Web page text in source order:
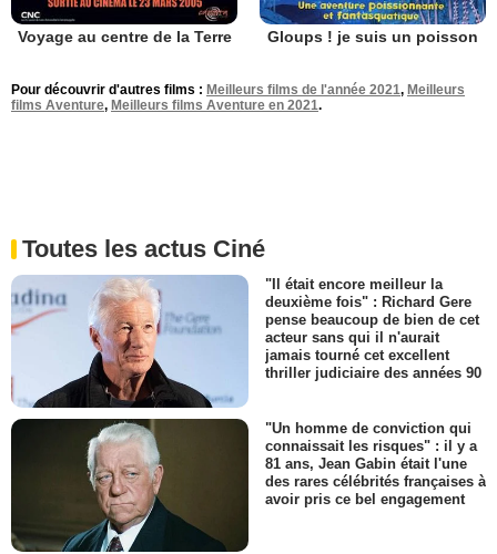
Voyage au centre de la Terre Gloups ! je suis un poisson
Pour découvrir d'autres films : Meilleurs films de l'année 2021, Meilleurs
films Aventure, Meilleurs films Aventure en 2021.
Toutes les actus Ciné
"Il était encore meilleur la
deuxième fois" : Richard Gere
pense beaucoup de bien de cet
acteur sans qui il n'aurait
jamais tourné cet excellent
thriller judiciaire des années 90
"Un homme de conviction qui
connaissait les risques" : il y a
81 ans, Jean Gabin était l'une
des rares célébrités françaises à
avoir pris ce bel engagement